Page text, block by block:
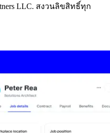
LLC. สงวนลิขสิทธิ์ทุก